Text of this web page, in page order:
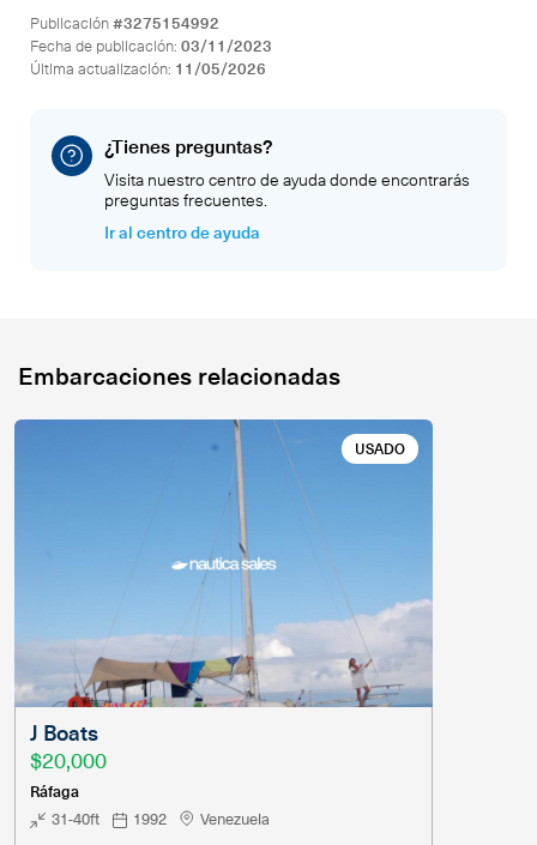
Publicación#3275154992
Fecha de publicación: 03/11/2023
Última actualización: 11/05/2026
¿Tienes preguntas?
Visita nuestro centro de ayuda donde encontrarás
preguntas frecuentes.
Ir al centro de ayuda
Embarcaciones relacionadas
USADO
J Boats
$20,000
Ráfaga
31-40ft
1992 Venezuela